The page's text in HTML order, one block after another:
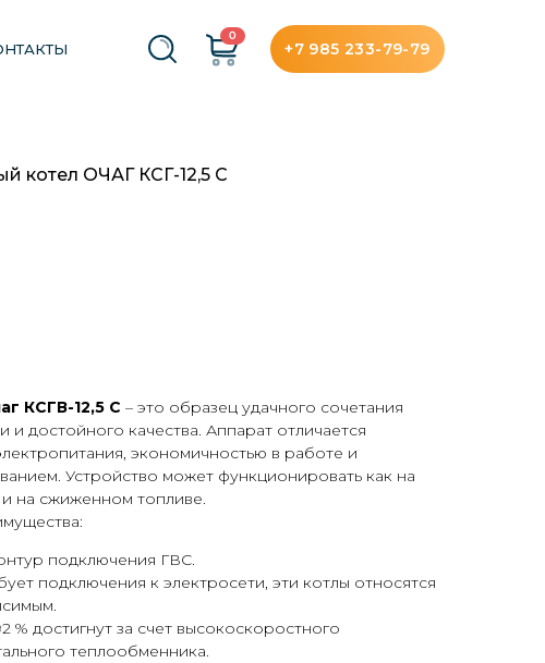
0
+7 985 233-79-79
котел ОЧАГ КСГ-12,5 С
КСГВ-12,5 С – это образец удачного сочетания
и достойного качества. Аппарат отличается
экономичностью в работе и
Устройство может функционировать как на
на сжиженном топливе.
подключения ГВС.
подключения к электросети, эти котлы относятся
% достигнут за счет высокоскоростного
теплообменника.